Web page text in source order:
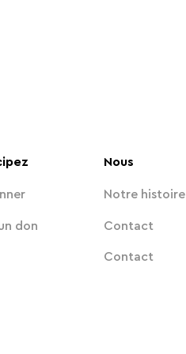
don
Nous
Notre histoire
Contact
Contact